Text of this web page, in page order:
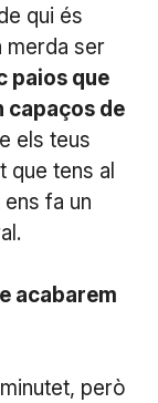
qui és
merda ser
paios que
capaços de
els teus
que tens al
fa un
acabarem
però